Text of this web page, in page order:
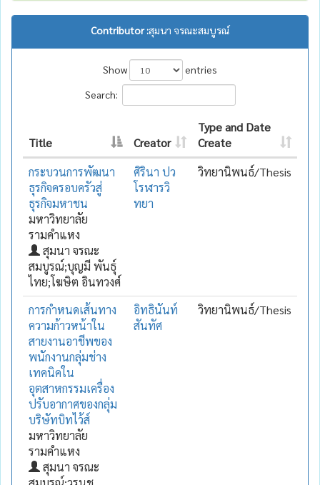
Contributor :สุมนา จรณะสมบูรณ์
Show
entries
Search:
Title Creator
Type and Date
Create
กระบวนการพัฒนา
ธุรกิจครอบครัวสู่
ธุรกิจมหาชน
มหาวิทยาลัย
รามคำแหง
สุมนา จรณะ
สมบูรณ์;บุญมี พันธุ์
ไทย;โฆษิต อินทวงศ์
ศิรินา ปว
โรฬารวิ
ทยา
วิทยานิพนธ์/Thesis
การกำหนดเส้นทาง
ความก้าวหน้าใน
สายงานอาชีพของ
พนักงานกลุ่มช่าง
เทคนิคใน
อุตสาหกรรมเครื่อง
ปรับอากาศของกลุ่ม
บริษัทบิทไว้ส์
มหาวิทยาลัย
รามคำแหง
สุมนา จรณะ
อิทธินันท์
สันทัศ
วิทยานิพนธ์/Thesis